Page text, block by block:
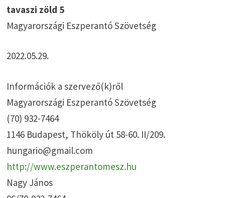
tavaszi zöld 5
Magyarországi Eszperantó Szövetség
2022.05.29.
Információk a szervező(k)ről
Magyarországi Eszperantó Szövetség
(70) 932-7464
1146 Budapest, Thököly út 58-60. II/209.
hungario@gmail.com
http://www.eszperantomesz.hu
Nagy János